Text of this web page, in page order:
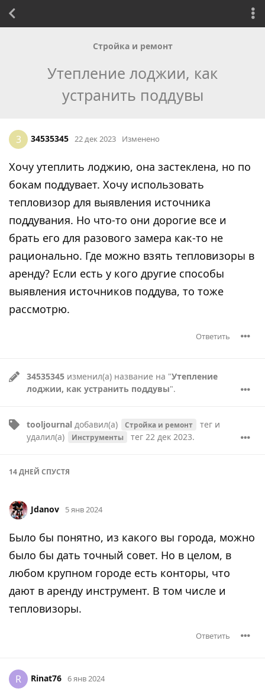
Стройка и ремонт
Утепление лоджии, как
устранить поддувы
3 34535345 22 дек 2023 Изменено
Хочу утеплить лоджию, она застеклена, но по
бокам поддувает. Хочу использовать
тепловизор для выявления источника
поддувания. Но что-то они дорогие все и
брать его для разового замера как-то не
рационально. Где можно взять тепловизоры в
аренду? Если есть у кого другие способы
выявления источников поддува, то тоже
рассмотрю.
Ответить
34535345 изменил(а) название на "Утепление
лоджии, как устранить поддувы".
tooljournal добавил(а) Стройка и ремонт теги
удалил(а)
Инструменты тег 22 дек 2023.
14 ДНЕЙ СПУСТЯ
Jdanov 5 янв 2024
Было бы понятно, из какого вы города, можно
было бы дать точный совет. Но в целом, в
любом крупном городе есть конторы, что
дают в аренду инструмент. В том числе и
тепловизоры.
Ответить
R Rinat76 6 янв 2024